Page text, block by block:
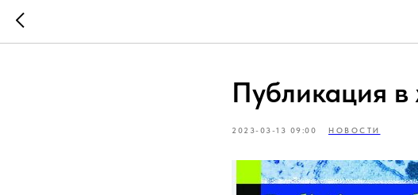
Публикация
2023-03-13 09:00 НОВОСТИ